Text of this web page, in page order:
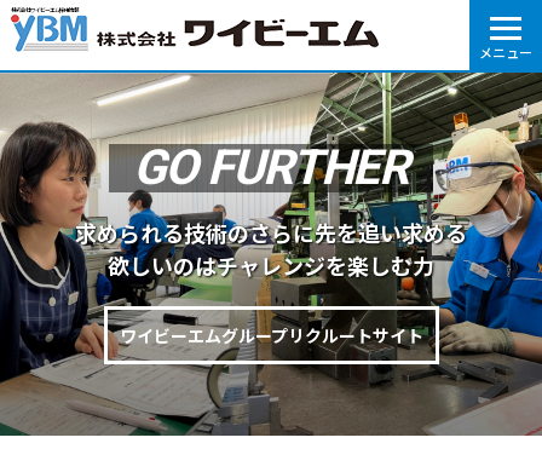
株式会社ワイビーエム採用情報
GO FURTHER
求められる技術のさらに先を追い求める
欲しいのはチャレンジを楽しむ力
ワイビーエムグループリクルートサイト